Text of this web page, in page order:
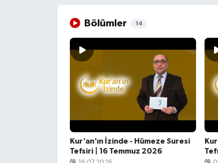
Bölümler 14
Kur'an'ın İzinde - Hümeze Suresi
Tefsiri | 16 Temmuz 2026